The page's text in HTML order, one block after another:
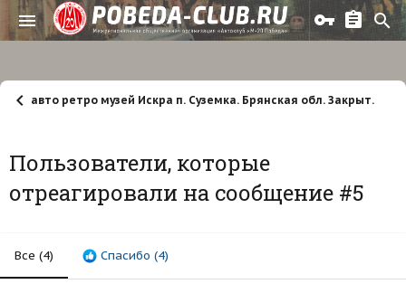
авто ретро музей Искра п. Суземка. Брянская обл. Закрыт.
Пользователи, которые
отреагировали на сообщение #5
Все (4) Спасибо (4)